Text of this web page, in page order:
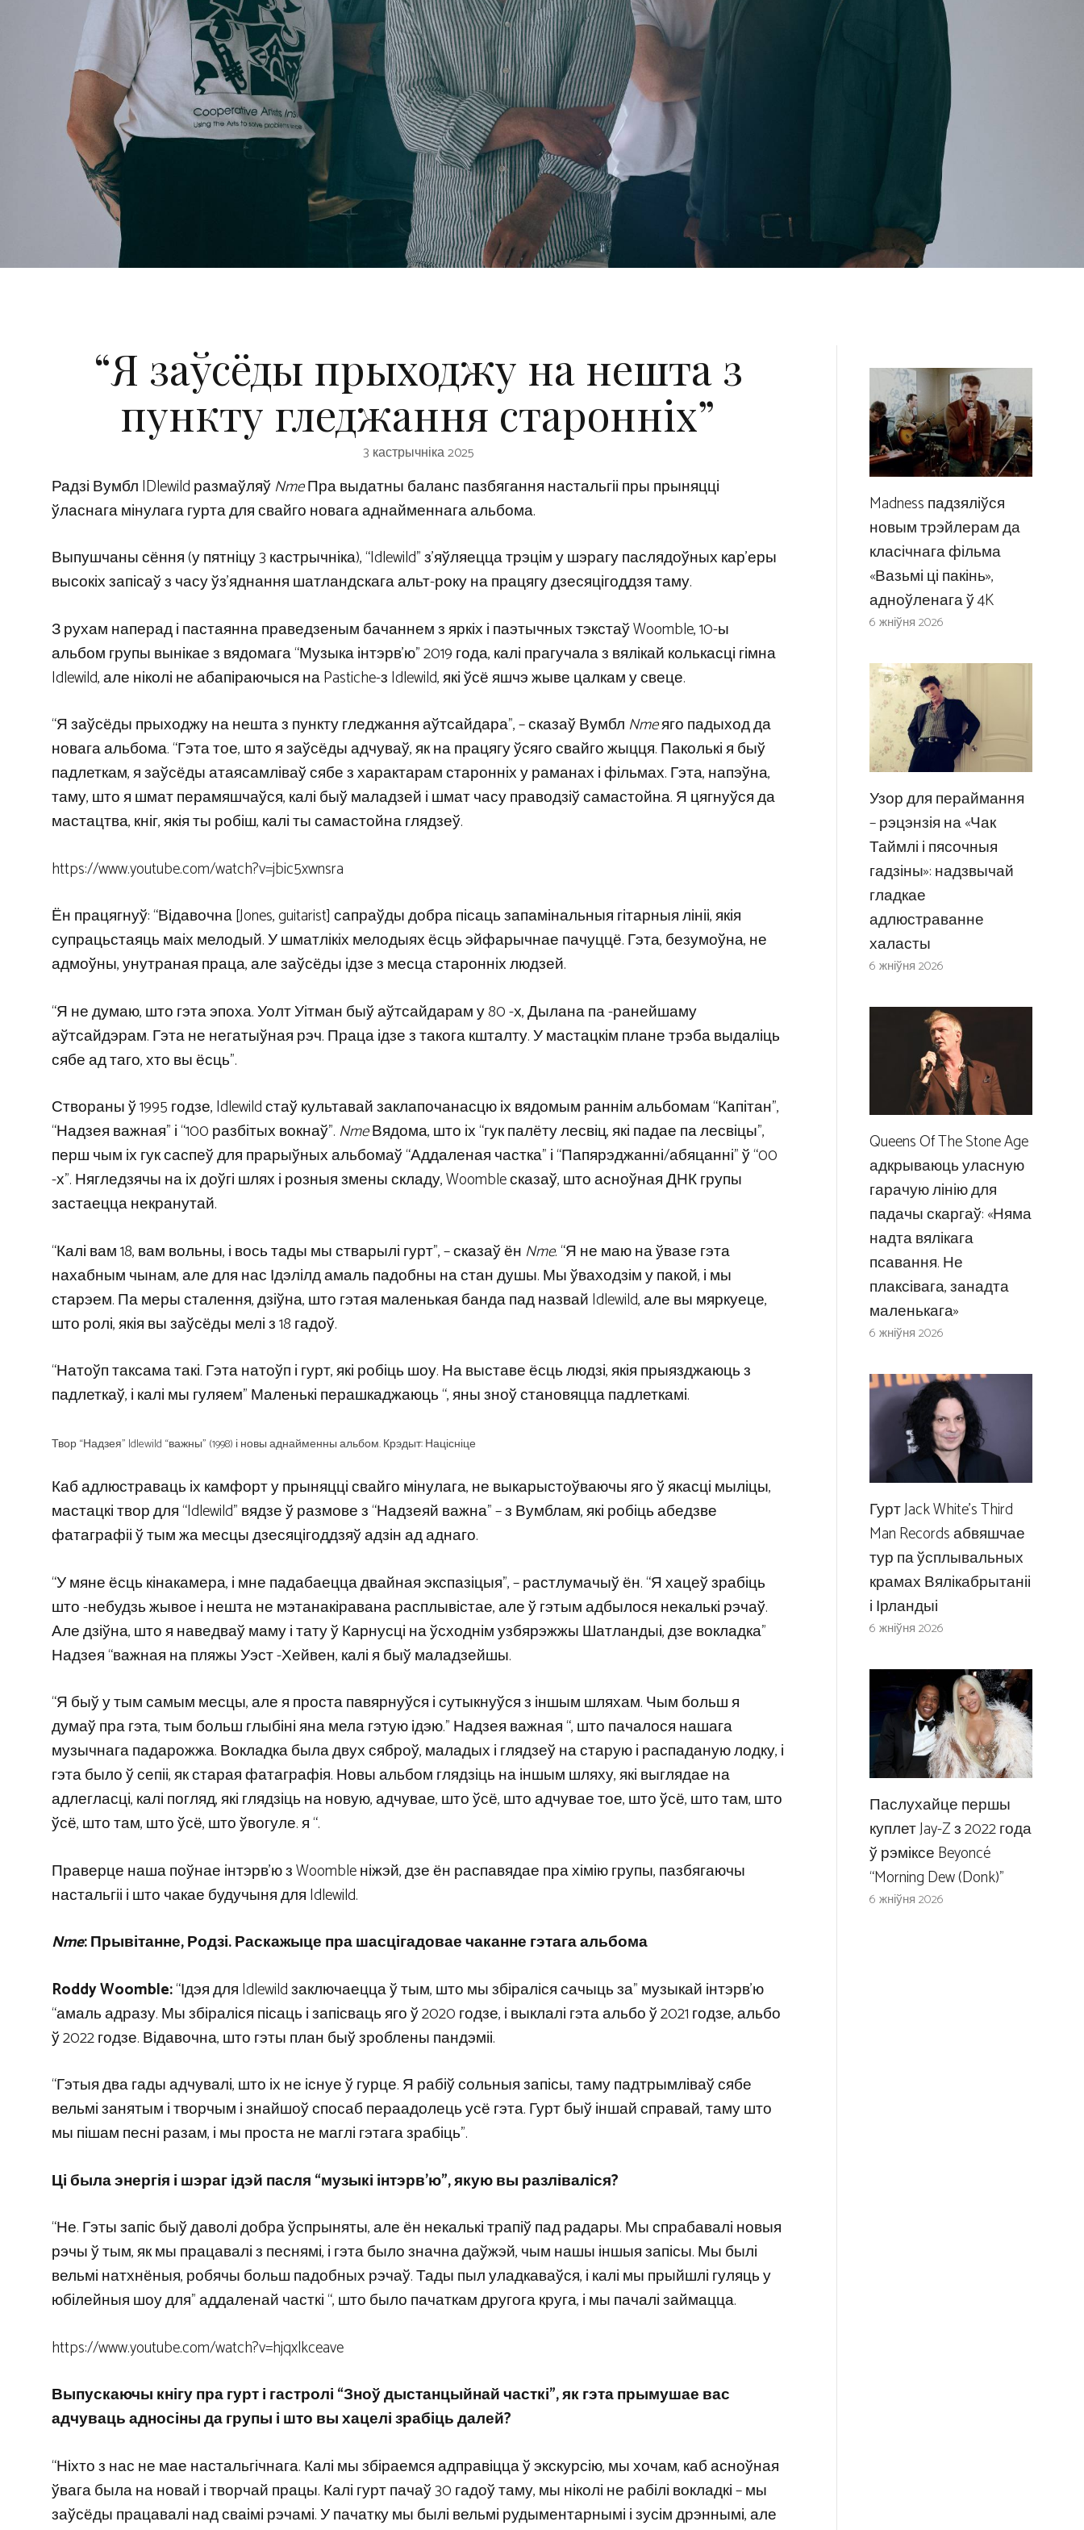
“Я заўсёды прыходжу на нешта з
пункту гледжання старонніх”
3 кастрычніка 2025
Радзі Вумбл IDlewild размаўляўNmeПра выдатны баланс пазбягання настальгіі пры прыняцці
ўласнага мінулага гурта для свайго новага аднайменнага альбома.
Выпушчаны сёння (у пятніцу 3 кастрычніка), “Idlewild” з’яўляецца трэцім у шэрагу паслядоўных кар’еры
высокіх запісаў з часу ўз’яднання шатландскага альт-року на працягу дзесяцігоддзя таму.
З рухам наперад і пастаянна праведзеным бачаннем з яркіх і паэтычных тэкстаў Woomble, 10-ы
альбом групы вынікае з вядомага “Музыка інтэрв’ю” 2019 года, калі прагучала з вялікай колькасці гімна
Idlewild, але ніколі не абапіраючыся на Pastiche-з Idlewild, які ўсё яшчэ жыве цалкам у свеце.
“Я заўсёды прыходжу на нешта з пункту гледжання аўтсайдара”, – сказаў Вумбл Nmeяго падыход да
новага альбома. “Гэта тое, што я заўсёды адчуваў, як на працягу ўсяго свайго жыцця. Паколькі я быў
падлеткам, я заўсёды атаясамліваў сябе з характарам старонніх у раманах і фільмах. Гэта, напэўна,
таму, што я шмат перамяшчаўся, калі быў маладзей і шмат часу праводзіў самастойна. Я цягнуўся да
мастацтва, кніг, якія ты робіш, калі ты самастойна глядзеў.
https://www.youtube.com/watch?v=jbic5xwnsra
Ён працягнуў: “Відавочна [Jones, guitarist] сапраўды добра пісаць запамінальныя гітарныя лініі, якія
супрацьстаяць маіх мелодый. У шматлікіх мелодыях ёсць эйфарычнае пачуццё. Гэта, безумоўна, не
адмоўны, унутраная праца, але заўсёды ідзе з месца старонніх людзей.
“Я не думаю, што гэта эпоха. Уолт Уітман быў аўтсайдарам у 80 -х, Дылана па -ранейшаму
аўтсайдэрам. Гэта не негатыўная рэч. Праца ідзе з такога кшталту. У мастацкім плане трэба выдаліць
сябе ад таго, хто вы ёсць”.
Створаны ў 1995 годзе, Idlewild стаў культавай заклапочанасцю іх вядомым раннім альбомам “Капітан”,
“Надзея важная” і “100 разбітых вокнаў”. NmeВядома, што іх “гук палёту лесвіц, які падае па лесвіцы”,
перш чым іх гук саспеў для прарыўных альбомаў “Аддаленая частка” і “Папярэджанні/абяцанні” ў “00
-х”. Нягледзячы на ​​іх доўгі шлях і розныя змены складу, Woomble сказаў, што асноўная ДНК групы
застаецца некранутай.
“Калі вам 18, вам вольны, і вось тады мы стварылі гурт”, – сказаў ён Nme. “Я не маю на ўвазе гэта
нахабным чынам, але для нас Ідэлілд амаль падобны на стан душы. Мы ўваходзім у пакой, і мы
старэем. Па меры сталення, дзіўна, што гэтая маленькая банда пад назвай Idlewild, але вы мяркуеце,
што ролі, якія вы заўсёды мелі з 18 гадоў.
“Натоўп таксама такі. Гэта натоўп і гурт, які робіць шоу. На выставе ёсць людзі, якія прыязджаюць з
падлеткаў, і калі мы гуляем” Маленькі перашкаджаюць “, яны зноў становяцца падлеткамі.
Твор “Надзея” Idlewild “важны” (1998) і новы аднайменны альбом. Крэдыт: Націсніце
Каб адлюстраваць іх камфорт у прыняцці свайго мінулага, не выкарыстоўваючы яго ў якасці мыліцы,
мастацкі твор для “Idlewild” вядзе ў размове з “Надзеяй важна” – з Вумблам, які робіць абедзве
фатаграфіі ў тым жа месцы дзесяцігоддзяў адзін ад аднаго.
“У мяне ёсць кінакамера, і мне падабаецца двайная экспазіцыя”, – растлумачыў ён. “Я хацеў зрабіць
што -небудзь жывое і нешта не мэтанакіравана расплывістае, але ў гэтым адбылося некалькі рэчаў.
Але дзіўна, што я наведваў маму і тату ў Карнусці на ўсходнім узбярэжжы Шатландыі, дзе вокладка”
Надзея “важная на пляжы Уэст -Хейвен, калі я быў маладзейшы.
“Я быў у тым самым месцы, але я проста павярнуўся і сутыкнуўся з іншым шляхам. Чым больш я
думаў пра гэта, тым больш глыбіні яна мела гэтую ідэю.” Надзея важная “, што пачалося нашага
музычнага падарожжа. Вокладка была двух сяброў, маладых і глядзеў на старую і распаданую лодку, і
гэта было ў сепіі, як старая фатаграфія. Новы альбом глядзіць на іншым шляху, які выглядае на
адлегласці, калі погляд, які глядзіць на новую, адчувае, што ўсё, што адчувае тое, што ўсё, што там, што
ўсё, што там, што ўсё, што ўвогуле. я “.
Праверце наша поўнае інтэрв’ю з Woomble ніжэй, дзе ён распавядае пра хімію групы, пазбягаючы
настальгіі і што чакае будучыня для Idlewild.
Nme: Прывітанне, Родзі. Раскажыце пра шасцігадовае чаканне гэтага альбома
Roddy Woomble:“Ідэя для Idlewild заключаецца ў тым, што мы збіраліся сачыць за” музыкай інтэрв’ю
“амаль адразу. Мы збіраліся пісаць і запісваць яго ў 2020 годзе, і выклалі гэта альбо ў 2021 годзе, альбо
ў 2022 годзе. Відавочна, што гэты план быў зроблены пандэміі.
“Гэтыя два гады адчувалі, што іх не існуе ў гурце. Я рабіў сольныя запісы, таму падтрымліваў сябе
вельмі занятым і творчым і знайшоў спосаб пераадолець усё гэта. Гурт быў іншай справай, таму што
мы пішам песні разам, і мы проста не маглі гэтага зрабіць”.
Ці была энергія і шэраг ідэй пасля “музыкі інтэрв’ю”, якую вы разліваліся?
“Не. Гэты запіс быў даволі добра ўспрыняты, але ён некалькі трапіў пад радары. Мы спрабавалі новыя
рэчы ў тым, як мы працавалі з песнямі, і гэта было значна даўжэй, чым нашы іншыя запісы. Мы былі
вельмі натхнёныя, робячы больш падобных рэчаў. Тады пыл уладкаваўся, і калі мы прыйшлі гуляць у
юбілейныя шоу для” аддаленай часткі “, што было пачаткам другога круга, і мы пачалі займацца.
https://www.youtube.com/watch?v=hjqxlkceave
Выпускаючы кнігу пра гурт і гастролі “Зноў дыстанцыйнай часткі”, як гэта прымушае вас
адчуваць адносіны да групы і што вы хацелі зрабіць далей?
“Ніхто з нас не мае настальгічнага. Калі мы збіраемся адправіцца ў экскурсію, мы хочам, каб асноўная
ўвага была на новай і творчай працы. Калі гурт пачаў 30 гадоў таму, мы ніколі не рабілі вокладкі – мы
заўсёды працавалі над сваімі рэчамі. У пачатку мы былі вельмі рудыментарнымі і зусім дрэннымі, але
Madness падзяліўся
новым трэйлерам да
класічнага фільма
«Вазьмі ці пакінь»,
адноўленага ў 4K
6 жніўня 2026
Узор для пераймання
– рэцэнзія на «Чак
Таймлі і пясочныя
гадзіны»: надзвычай
гладкае
адлюстраванне
халасты
6 жніўня 2026
Queens Of The Stone Age
адкрываюць уласную
гарачую лінію для
падачы скаргаў: «Няма
надта вялікага
псавання. Не
плаксівага, занадта
маленькага»
6 жніўня 2026
Гурт Jack White’s Third
Man Records абвяшчае
тур па ўсплывальных
крамах Вялікабрытаніі
і Ірландыі
6 жніўня 2026
Паслухайце першы
куплет Jay-Z з 2022 года
ў рэміксе Beyoncé
“Morning Dew (Donk)”
6 жніўня 2026